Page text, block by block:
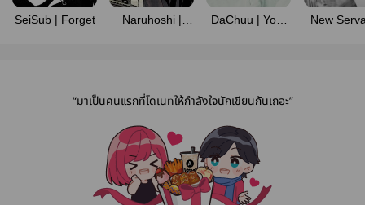
SeiSub | Forget
Naruhoshi |
DaChuu | Your
New
“มาเป็นคนแรกที่โดเนทให้กำลังใจนักเขียนกันเถอะ”